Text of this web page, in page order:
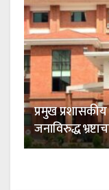
प्रमुख
जनाविरुद्ध